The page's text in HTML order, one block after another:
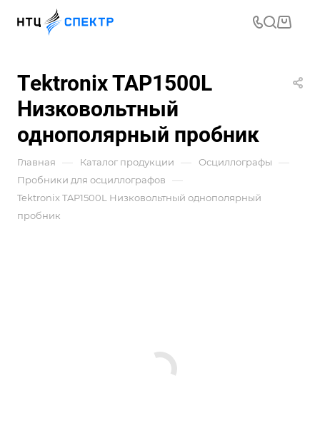
Tektronix TAP1500L
Низковольтный
однополярный пробник
Главная — Каталог продукции — Осциллографы —
Пробники для осциллографов —
Tektronix TAP1500L Низковольтный однополярный
пробник